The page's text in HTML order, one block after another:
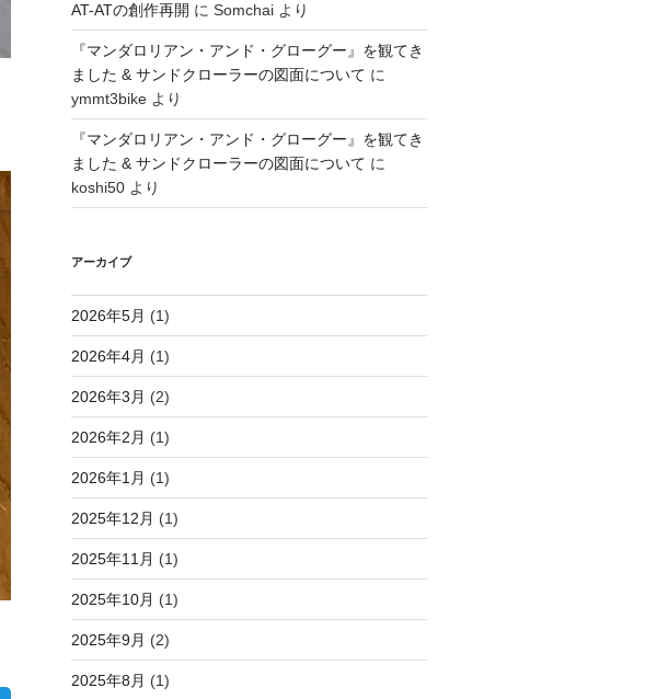
AT-ATの創作再開 に Somchaiより
『マンダロリアン・アンド・グローグー』を観てき
ました & サンドクローラーの図面について に
ymmt3bikeより
『マンダロリアン・アンド・グローグー』を観てき
ました & サンドクローラーの図面について に
koshi50より
アーカイブ
2026年5月 (1)
2026年4月 (1)
2026年3月 (2)
2026年2月 (1)
2026年1月 (1)
2025年12月 (1)
2025年11月 (1)
2025年10月 (1)
2025年9月 (2)
2025年8月 (1)